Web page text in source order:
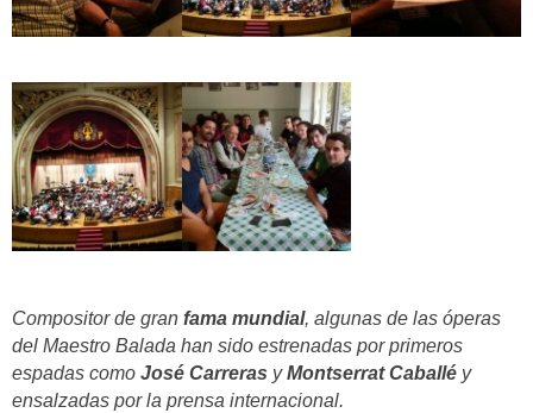
Compositor de gran fama mundial, algunas de las óperas
del Maestro Balada han sido estrenadas por primeros
espadas como José Carreras yMontserrat Caballé y
ensalzadas por la prensa internacional.